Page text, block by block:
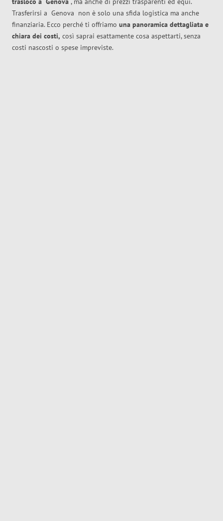
Trasferirsi a Genova non è solo una sfida logistica ma anche
finanziaria. Ecco perché ti offriamo una panoramica dettagliata e
chiara dei costi, così saprai esattamente cosa aspettarti, senza
costi nascosti o spese impreviste.